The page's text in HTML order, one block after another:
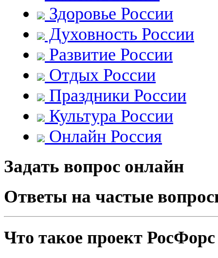
Здоровье России
Духовность России
Развитие России
Отдых России
Праздники России
Культура России
Онлайн Россия
Задать вопрос онлайн
Ответы на частые
Что такое проект